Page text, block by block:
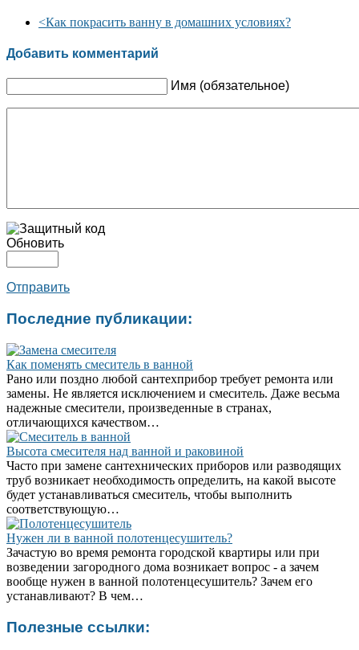
<Как покрасить ванну в домашних условиях?
Добавить комментарий
Имя (обязательное)
Обновить
Отправить
Последние публикации:
Как поменять смеситель в ванной
Рано или поздно любой сантехприбор требует ремонта или
замены. Не является исключением и смеситель. Даже весьма
надежные смесители, произведенные в странах,
отличающихся качеством…
Высота смесителя над ванной и раковиной
Часто при замене сантехнических приборов или разводящих
труб возникает необходимость определить, на какой высоте
будет устанавливаться смеситель, чтобы выполнить
соответствующую…
Нужен ли в ванной полотенцесушитель?
Зачастую во время ремонта городской квартиры или при
возведении загородного дома возникает вопрос - а зачем
вообще нужен в ванной полотенцесушитель? Зачем его
устанавливают? В чем…
Полезные ссылки: